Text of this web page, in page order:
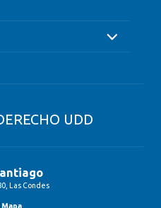
UDD
Las Condes
Mapa